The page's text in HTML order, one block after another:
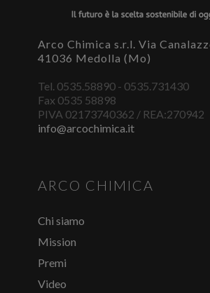
Arco Chimica s.r.l. Via
41036 Medolla (Mo)
Tel. 0535.58890 - 0535.731430
Fax 0535 58898
PIVA 02173740362 / REA:270942
info@arcochimica.it
ARCO CHIMICA
Chi siamo
Mission
Premi
Video